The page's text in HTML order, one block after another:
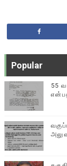
Popular
55